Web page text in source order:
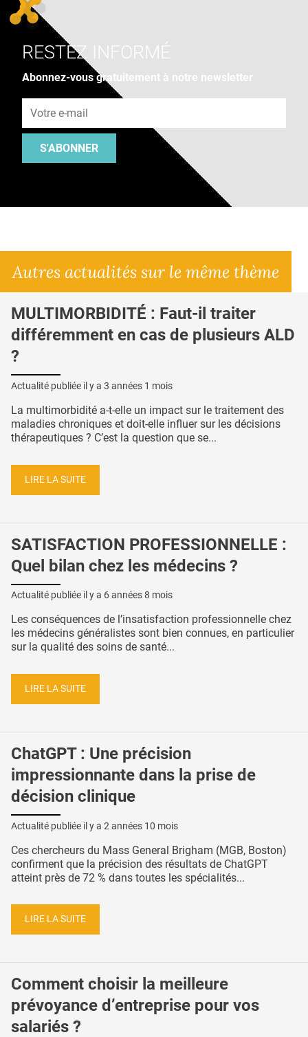
RESTEZ INFORMÉ
Abonnez-vous gratuitement à notre newsletter
S'ABONNER
Autres actualités sur le même thème
MULTIMORBIDITÉ : Faut-il traiter
différemment en cas de plusieurs ALD
?
Actualité publiée il y a 3 années 1 mois
La multimorbidité a-t-elle un impact sur le traitement des
maladies chroniques et doit-elle influer sur les décisions
thérapeutiques ? C’est la question que se...
LIRE LA SUITE
SATISFACTION PROFESSIONNELLE :
Quel bilan chez les médecins ?
Actualité publiée il y a 6 années 8 mois
Les conséquences de l’insatisfaction professionnelle chez
les médecins généralistes sont bien connues, en particulier
sur la qualité des soins de santé...
LIRE LA SUITE
ChatGPT : Une précision
impressionnante dans la prise de
décision clinique
Actualité publiée il y a 2 années 10 mois
Ces chercheurs du Mass General Brigham (MGB, Boston)
confirment que la précision des résultats de ChatGPT
atteint près de 72 % dans toutes les spécialités...
LIRE LA SUITE
Comment choisir la meilleure
prévoyance d’entreprise pour vos
salariés ?